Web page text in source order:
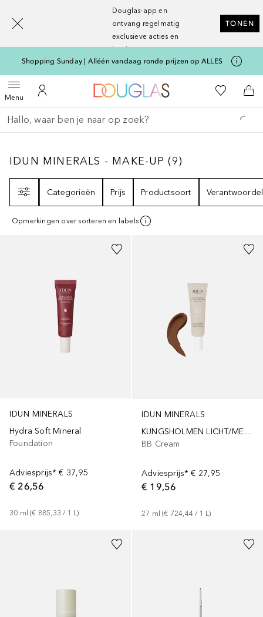
Douglas-app en
ontvang regelmatig
exclusieve acties en
kortingen
TONEN
Shopping Sunday | Alléén vandaag ronde prijzen op ALLES
MenuOpen menuNaar Mijn Account
Naar Douglas Home
Naar Mijn
Ga terug
Zoekopdracht uitvoeren
IDUN MINERALS - MAKE-UP9
IDUN MINERALS - MAKE-UP (9)
Categorieën
Prijs Productsoort
Opmerkingen over sorteren en labels
IDUN MINERALS
Hydra Soft Mineral
Foundation
Adviesprijs* € 37,95
€ 26,56
30 ml (€ 885,33 / 1 L)
+5
IDUN MINERALS
KUNGSHOLMEN LICHT/MEDIUM
BB Cream
Adviesprijs* € 27,95
€ 19,56
27 ml (€ 724,44 / 1 L)
[navigation.slideout.screenreader]